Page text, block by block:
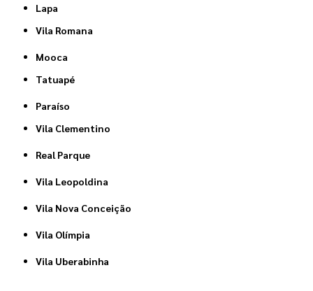
Lapa
Vila Romana
Mooca
Tatuapé
Paraíso
Vila Clementino
Real Parque
Vila Leopoldina
Vila Nova Conceição
Vila Olímpia
Vila Uberabinha